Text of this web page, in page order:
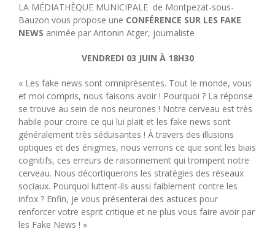
LA MÉDIATHÈQUE MUNICIPALE de Montpezat-sous-
Bauzon vous propose une CONFÉRENCE SUR LES FAKE
NEWS animée par Antonin Atger, journaliste
VENDREDI 03 JUIN À 18H30
« Les fake news sont omniprésentes. Tout le monde, vous
et moi compris, nous faisons avoir ! Pourquoi ? La réponse
se trouve au sein de nos neurones ! Notre cerveau est très
habile pour croire ce qui lui plait et les fake news sont
généralement très séduisantes ! À travers des illusions
optiques et des énigmes, nous verrons ce que sont les biais
cognitifs, ces erreurs de raisonnement qui trompent notre
cerveau. Nous décortiquerons les stratégies des réseaux
sociaux. Pourquoi luttent-ils aussi faiblement contre les
infox ? Enfin, je vous présenterai des astuces pour
renforcer votre esprit critique et ne plus vous faire avoir par
les Fake News ! »